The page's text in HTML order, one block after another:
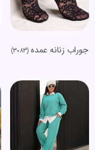
جوراب زنانه عمده(3083)